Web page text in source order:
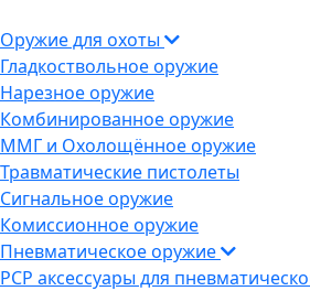
Оружие для охоты
Гладкоствольное оружие
Нарезное оружие
Комбинированное оружие
ММГ и Охолощённое оружие
Травматические пистолеты
Сигнальное оружие
Комиссионное оружие
Пневматическое оружие
PCP аксессуары для